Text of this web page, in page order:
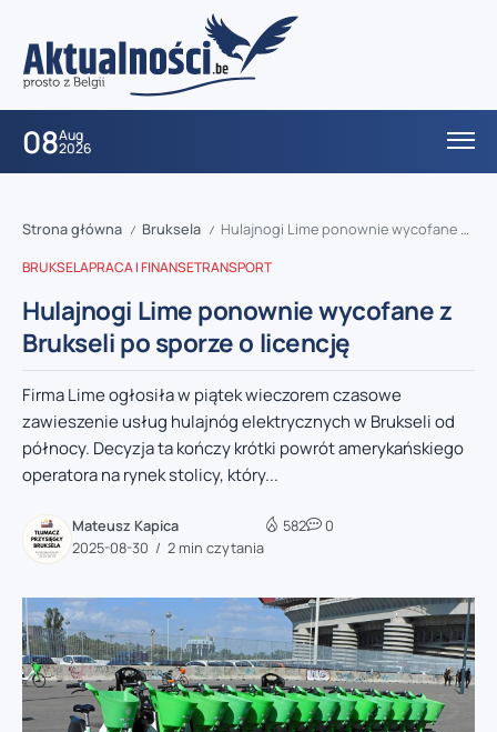
08Aug
2026
Strona główna / Bruksela / Hulajnogi Lime ponownie wycofane z Brukseli po sporze o licencję
BRUKSELAPRACA I FINANSETRANSPORT
Hulajnogi Lime ponownie wycofane z
Brukseli po sporze o licencję
Firma Lime ogłosiła w piątek wieczorem czasowe
zawieszenie usług hulajnóg elektrycznych w Brukseli od
północy. Decyzja ta kończy krótki powrót amerykańskiego
operatora na rynek stolicy, który...
Mateusz Kapica
2025-08-30
2 min czytania
582 0